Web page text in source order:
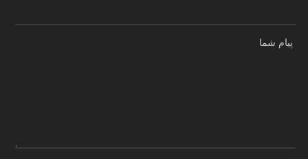
پیام شما